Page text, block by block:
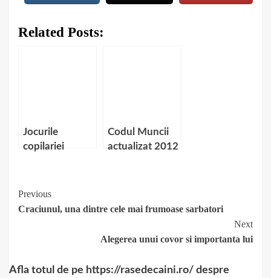
Related Posts:
Jocurile
copilariei
Codul Muncii
actualizat 2012
Continue
Reading
Previous
Craciunul, una dintre cele mai frumoase sarbatori
Next
Alegerea unui covor si importanta lui
Afla totul de pe https://rasedecaini.ro/ despre